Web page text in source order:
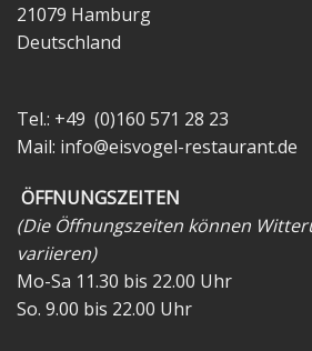
21079 Hamburg
Deutschland
Tel.: +49 (0)160 571 28 23
Mail: info@eisvogel-restaurant.de
ÖFFNUNGSZEITEN
(Die Öffnungszeiten können
variieren)
Mo-Sa 11.30 bis 22.00 Uhr
So. 9.00 bis 22.00 Uhr